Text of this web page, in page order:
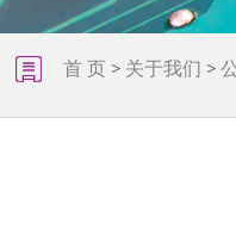
首 页> 关于我们 >